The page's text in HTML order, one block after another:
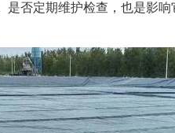
否定期维护检查，也是影